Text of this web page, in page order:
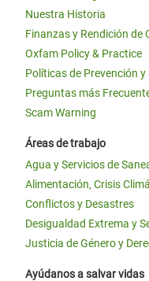
Nuestra Historia
Finanzas y Rendición de
Oxfam Policy & Practice
Políticas de Prevención
Preguntas más
Scam Warning
Áreas de trabajo
Agua y Servicios de
Alimentación, Crisis
Conflictos y Desastres
Desigualdad Extrema y
Justicia de Género y
Ayúdanos a salvar vidas